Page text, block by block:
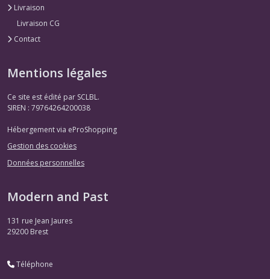
Livraison
Livraison CG
Contact
Mentions légales
Ce site est édité par SCLBL.
SIREN : 79764264200038
Hébergement via eProShopping
Gestion des cookies
Données personnelles
Modern and Past
131 rue Jean Jaures
29200 Brest
Téléphone